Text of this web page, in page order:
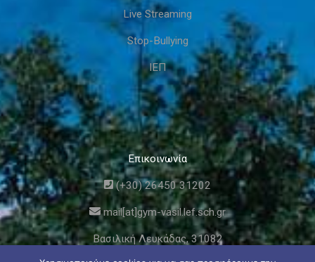
Live Streaming
Stop-Bullying
ΙΕΠ
Επικοινωνία
(+30) 26450 31202
mail[at]gym-vasil.lef.sch.gr
Βασιλική Λευκάδας, 31082